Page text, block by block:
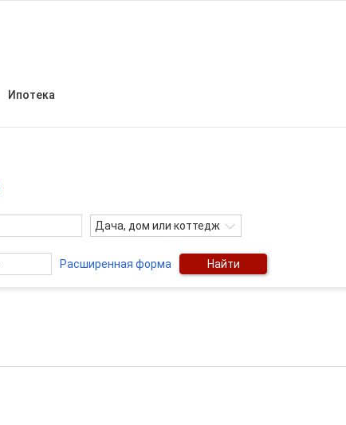
Ипотека
Дача, дом или коттедж
Расширенная форма Найти